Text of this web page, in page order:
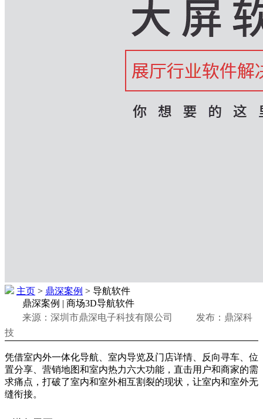
主页 > 鼎深案例 > 导航软件
鼎深案例 | 商场3D导航软件
来源：深圳市鼎深电子科技有限公司 发布：鼎深科
技
凭借室内外一体化导航、室内导览及门店详情、反向寻车、位
置分享、营销地图和室内热力六大功能，直击用户和商家的需
求痛点，打破了室内和室外相互割裂的现状，让室内和室外无
缝衔接。